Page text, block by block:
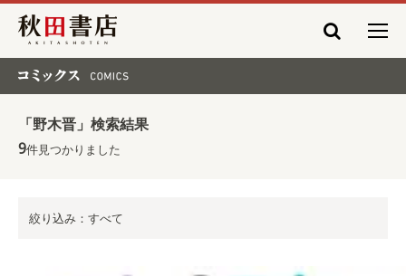
秋田書店
「野木晋」検索結果
9件見つかりました
絞り込み：すべて